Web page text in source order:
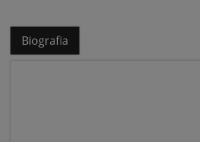
Biografia